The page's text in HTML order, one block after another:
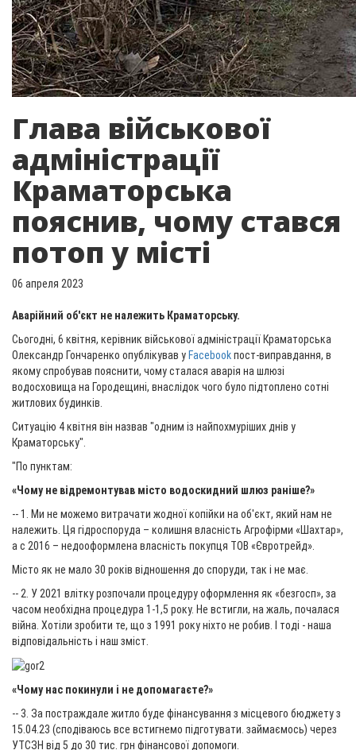
Глава військової
адміністрації
Краматорська
пояснив, чому стався
потоп у місті
06 апреля 2023
Аварійний об'єкт не належить Краматорську.
Сьогодні, 6 квітня, керівник військової адміністрації Краматорська
Олександр Гончаренко опублікував у Facebookпост-виправдання, в
якому спробував пояснити, чому сталася аварія на шлюзі
водосховища на Городещині, внаслідок чого було підтоплено сотні
житлових будинків.
Ситуацію 4 квітня він назвав "одним із найпохмуріших днів у
Краматорську".
"По пунктам:
«Чому не відремонтував місто водоскидний шлюз раніше?»
-- 1. Ми не можемо витрачати жодної копійки на об'єкт, який нам не
належить. Ця гідроспоруда – колишня власність Агрофірми «Шахтар»,
а с 2016 – недооформлена власність покупця ТОВ «Євротрейд».
Місто як не мало 30 років відношення до споруди, так і не має.
-- 2. У 2021 влітку розпочали процедуру оформлення як «безгосп», за
часом необхідна процедура 1-1,5 року. Не встигли, на жаль, почалася
війна. Хотіли зробити те, що з 1991 року ніхто не робив. І тоді - наша
відповідальність і наш зміст.
«Чому нас покинули і не допомагаєте?»
-- 3. За постраждале житло буде фінансування з місцевого бюджету з
15.04.23 (сподіваюсь все встигнемо підготувати. займаємось) через
УТСЗН від 5 до 30 тис. грн фінансової допомоги.